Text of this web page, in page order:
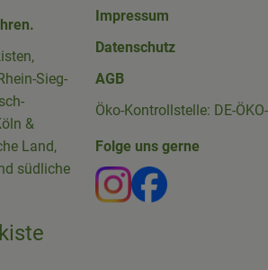
Sieg-
&
Land,
südliche
Impressum
Datenschutz
AGB
Öko-Kontrollstelle: DE-
Folge uns gerne
Externer Link zu
Externer Link